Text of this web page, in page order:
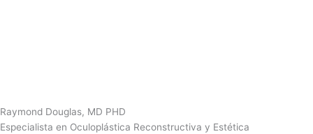
Raymond Douglas, MD PHD
Especialista en Oculoplástica Reconstructiva y Estética